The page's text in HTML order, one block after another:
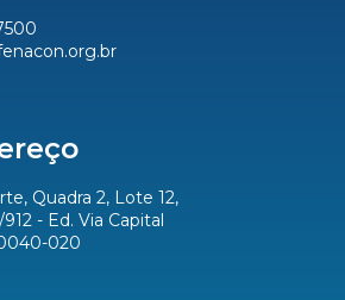
Quadra 2, Lote 12,
- Ed. Via Capital
020